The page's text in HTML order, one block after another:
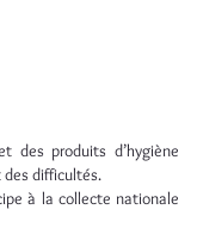
des produits d’hygiène
des difficultés.
à la collecte nationale